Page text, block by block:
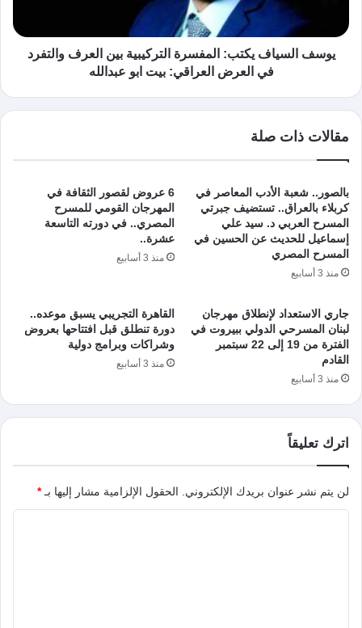
يوسف السياف يكتب: المفسرة التركيبية بين العرف والتفرد
في العرض العراقي: بيت ابو عبدالله
مقالات ذات صلة
بالصور.. شعبة الأدب المعاصر في
كربلاء بالعراق.. تستضيف جبرتي
المسرح العربي د. سيد علي
إسماعيل للحديث عن الحسين في
المسرح المصري
منذ 3 أسابيع
6 عروض لقصور الثقافة في
المهرجان القومي للمسرح
المصري.. في دورته التاسعة
عشرة..
منذ 3 أسابيع
جاري الاستعداد لإنطلاق مهرجان
لبنان المسرحي الدولي ببيروت في
الفترة من 19 إلى 22 سبتمبر
القادم
منذ 3 أسابيع
القاهرة التجريبي يسبق موعده..
دورة تنطلق قبل افتتاحها بعروض
وشراكات وبرامج دولية
منذ 3 أسابيع
اترك تعليقاً
لن يتم نشر عنوان بريدك الإلكتروني. الحقول الإلزامية مشار إليها بـ*